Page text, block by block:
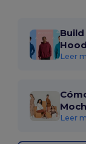
Leer
Leer